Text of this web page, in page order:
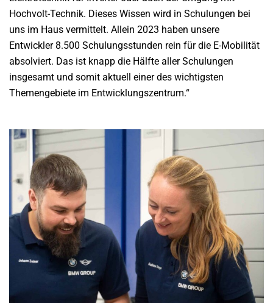
Hochvolt-Technik. Dieses Wissen wird in Schulungen bei
uns im Haus vermittelt. Allein 2023 haben unsere
Entwickler 8.500 Schulungsstunden rein für die E-Mobilität
absolviert. Das ist knapp die Hälfte aller Schulungen
insgesamt und somit aktuell einer des wichtigsten
Themengebiete im Entwicklungszentrum.“